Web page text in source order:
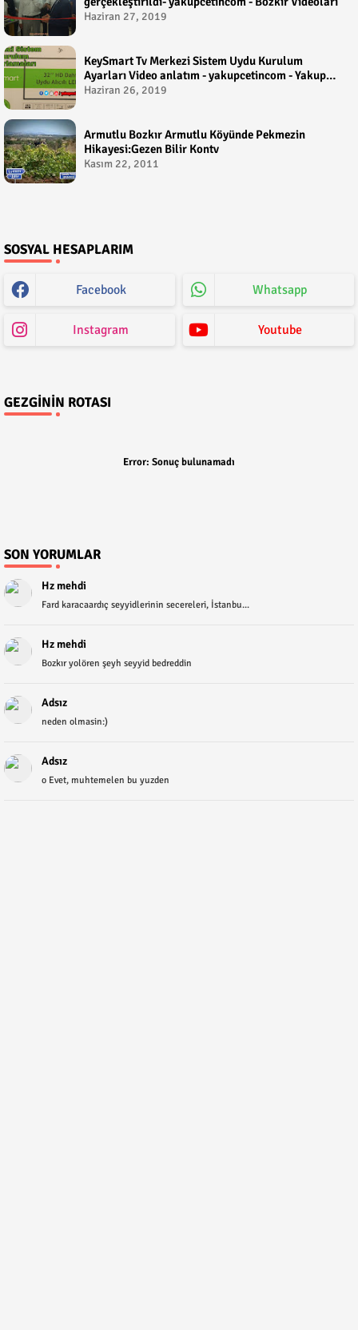
Haziran 27, 2019
KeySmart Tv Merkezi Sistem Uydu Kurulum
Ayarları Video anlatım - yakupcetincom - Yakup
Çetin
Haziran 26, 2019
Armutlu Bozkır Armutlu Köyünde Pekmezin
Hikayesi:Gezen Bilir Kontv
Kasım 22, 2011
SOSYAL HESAPLARIM
Facebook Whatsapp
Instagram Youtube
GEZGININ ROTASI
Error: Sonuç bulunamadı
SON YORUMLAR
Hz mehdi
Fard karacaardıç seyyidlerinin secereleri, İstanbu...
Hz mehdi
Bozkır yolören şeyh seyyid bedreddin
Adsız
neden olmasin:)
Adsız
o Evet, muhtemelen bu yuzden